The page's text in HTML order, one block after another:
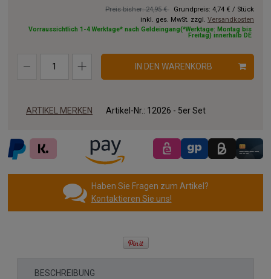
Preis bisher: 24,95 € Grundpreis: 4,74 € / Stück
inkl. ges. MwSt. zzgl. Versandkosten
Vorraussichtlich 1-4 Werktage* nach Geldeingang(*Werktage: Montag bis
Freitag) innerhalb DE
IN DEN WARENKORB
ARTIKEL MERKEN Artikel-Nr.: 12026 - 5er Set
Haben Sie Fragen zum Artikel?
Kontaktieren Sie uns!
BESCHREIBUNG